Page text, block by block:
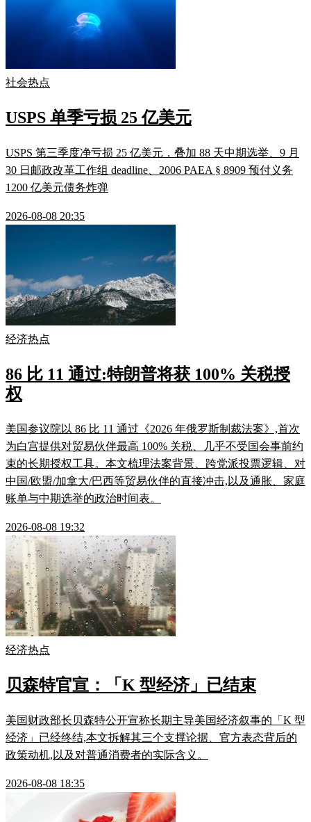
社会热点
USPS 单季亏损 25 亿美元
USPS 第三季度净亏损 25 亿美元，叠加 88 天中期选举、9 月
30 日邮政改革工作组 deadline、2006 PAEA § 8909 预付义务
1200 亿美元债务炸弹
2026-08-08 20:35
经济热点
86 比 11 通过:特朗普将获 100% 关税授
权
美国参议院以 86 比 11 通过《2026 年俄罗斯制裁法案》,首次
为白宫提供对贸易伙伴最高 100% 关税、几乎不受国会事前约
束的长期授权工具。本文梳理法案背景、跨党派投票逻辑、对
中国/欧盟/加拿大/巴西等贸易伙伴的直接冲击,以及通胀、家庭
账单与中期选举的政治时间表。
2026-08-08 19:32
经济热点
贝森特官宣：「K 型经济」已结束
美国财政部长贝森特公开宣称长期主导美国经济叙事的「K 型
经济」已经终结,本文拆解其三个支撑论据、官方表态背后的
政策动机,以及对普通消费者的实际含义。
2026-08-08 18:35